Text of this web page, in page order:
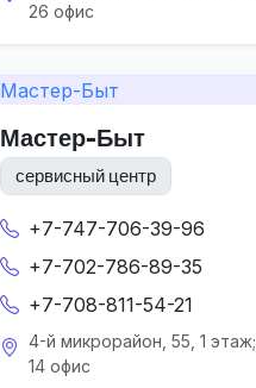
26 офис
Мастер-Быт
сервисный центр
+7-747-706-39-96
+7-702-786-89-35
+7-708-811-54-21
4-й микрорайон, 55, 1 этаж;
14 офис